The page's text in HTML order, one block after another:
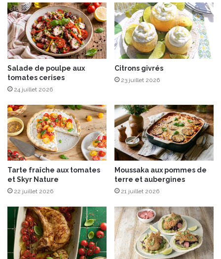
,
s
o
u
p
e
d
e
p
i
s
s
o
n
b
e
l
R
o
u
g
e
r
t
i
a
u
c
i
r
o
b
Salade de poulpe aux
tomates cerises
24 juillet 2026
Citrons givrés
23 juillet 2026
Tarte fraîche aux tomates
et Skyr Nature
22 juillet 2026
Moussaka aux pommes de
terre et aubergines
21 juillet 2026